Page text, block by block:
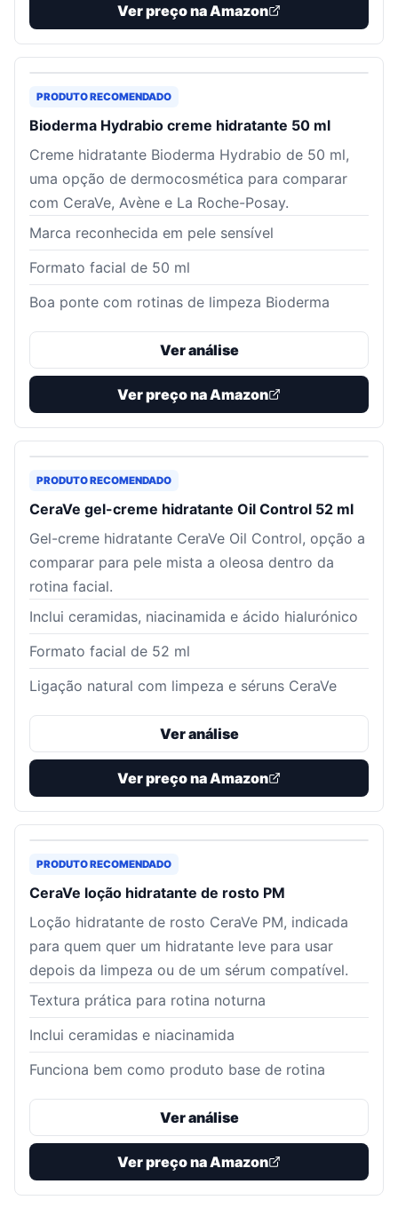
Ver preço na Amazon
PRODUTO RECOMENDADO
Bioderma Hydrabio creme hidratante 50 ml
Creme hidratante Bioderma Hydrabio de 50 ml,
uma opção de dermocosmética para comparar
com CeraVe, Avène e La Roche-Posay.
Marca reconhecida em pele sensível
Formato facial de 50 ml
Boa ponte com rotinas de limpeza Bioderma
Ver análise
Ver preço na Amazon
PRODUTO RECOMENDADO
CeraVe gel-creme hidratante Oil Control 52 ml
Gel-creme hidratante CeraVe Oil Control, opção a
comparar para pele mista a oleosa dentro da
rotina facial.
Inclui ceramidas, niacinamida e ácido hialurónico
Formato facial de 52 ml
Ligação natural com limpeza e séruns CeraVe
Ver análise
Ver preço na Amazon
PRODUTO RECOMENDADO
CeraVe loção hidratante de rosto PM
Loção hidratante de rosto CeraVe PM, indicada
para quem quer um hidratante leve para usar
depois da limpeza ou de um sérum compatível.
Textura prática para rotina noturna
Inclui ceramidas e niacinamida
Funciona bem como produto base de rotina
Ver análise
Ver preço na Amazon